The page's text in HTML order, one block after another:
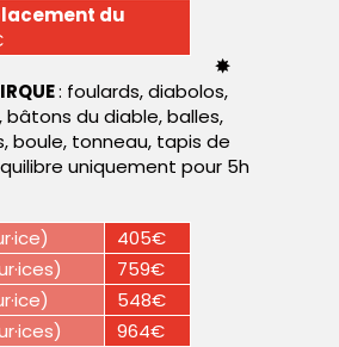
du
✸
: foulards, diabolos,
bâtons du diable, balles,
boule, tonneau, tapis de
uniquement pour 5h
405€
759€
548€
964€